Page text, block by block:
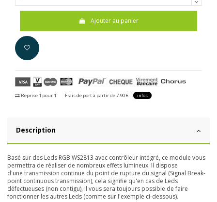
Ajouter au panier
Reprise 1 pour 1 Frais de port à partir de 7.90 € infos
Description
Basé sur des Leds RGB WS2813 avec contrôleur intégré, ce module vous
permettra de réaliser de nombreux effets lumineux. Il dispose
d'une transmission continue du point de rupture du signal (Signal Break-
point continuous transmission), cela signifie qu'en cas de Leds
défectueuses (non contigu), il vous sera toujours possible de faire
fonctionner les autres Leds (comme sur l'exemple ci-dessous).